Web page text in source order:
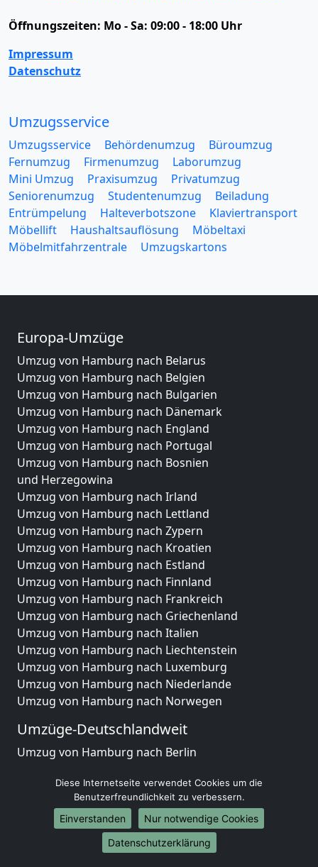
Öffnungszeiten: Mo - Sa: 09:00 - 18:00 Uhr
Impressum
Datenschutz
Umzugsservice
Umzugsservice Behördenumzug
Büroumzug
Fernumzug
Firmenumzug
Laborumzug
Mini Umzug
Praxisumzug
Privatumzug
Seniorenumzug
Studentenumzug
Beiladung
Entrümpelung
Halteverbotszone
Klaviertransport
Möbellift
Haushaltsauflösung
Möbeltaxi
Möbelmitfahrzentrale
Umzugskartons
Europa-Umzüge
Umzug von Hamburg nach Belarus
Umzug von Hamburg nach Belgien
Umzug von Hamburg nach Bulgarien
Umzug von Hamburg nach Dänemark
Umzug von Hamburg nach England
Umzug von Hamburg nach Portugal
Umzug von Hamburg nach Bosnien
und Herzegowina
Umzug von Hamburg nach Irland
Umzug von Hamburg nach Lettland
Umzug von Hamburg nach Zypern
Umzug von Hamburg nach Kroatien
Umzug von Hamburg nach Estland
Umzug von Hamburg nach Finnland
Umzug von Hamburg nach Frankreich
Umzug von Hamburg nach Griechenland
Umzug von Hamburg nach Italien
Umzug von Hamburg nach Liechtenstein
Umzug von Hamburg nach Luxemburg
Umzug von Hamburg nach Niederlande
Umzug von Hamburg nach Norwegen
Umzüge-Deutschlandweit
Umzug von Hamburg nach Berlin
Umzug von Hamburg nach München
Umzug von Hamburg nach Köln
Umzug von Hamburg nach Frankfurt am Main
Umzug von Hamburg nach Stuttgart
Umzug von Hamburg nach Düsseldorf
Diese Internetseite verwendet Cookies um die
Benutzerfreundlichkeit zu verbessern.
Einverstanden
Nur notwendige Cookies
Datenschutzerklärung